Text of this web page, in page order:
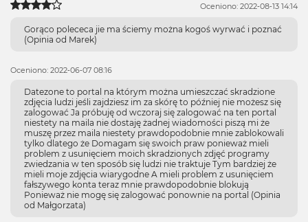
Oceniono: 2022-08-13 14:14
Gorąco polececa jie ma ściemy można kogoś wyrwać i poznać
(Opinia od Marek)
Oceniono: 2022-06-07 08:16
Datezone to portal na którym można umieszczać skradzione
zdjęcia ludzi jeśli zajdziesz im za skórę to później nie możesz się
zalogować Ja próbuję od wczoraj się zalogować na ten portal
niestety na maila nie dostaję żadnej wiadomości piszą mi że
muszę przez maila niestety prawdopodobnie mnie zablokowali
tylko dlatego że Domagam się swoich praw ponieważ mieli
problem z usunięciem moich skradzionych zdjęć programy
zwiedzania w ten sposób się ludzi nie traktuje Tym bardziej że
mieli moje zdjęcia wiarygodne A mieli problem z usunięciem
fałszywego konta teraz mnie prawdopodobnie blokują
Ponieważ nie mogę się zalogować ponownie na portal (Opinia
od Małgorzata)